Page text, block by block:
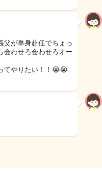
父が単身赴任でちょっ
会わせろ会わせろオー
てやりたい！！😭😭